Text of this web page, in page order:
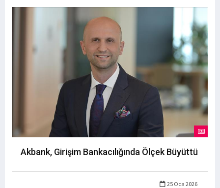
Akbank, Girişim Bankacılığında Ölçek Büyüttü
25 Oca 2026